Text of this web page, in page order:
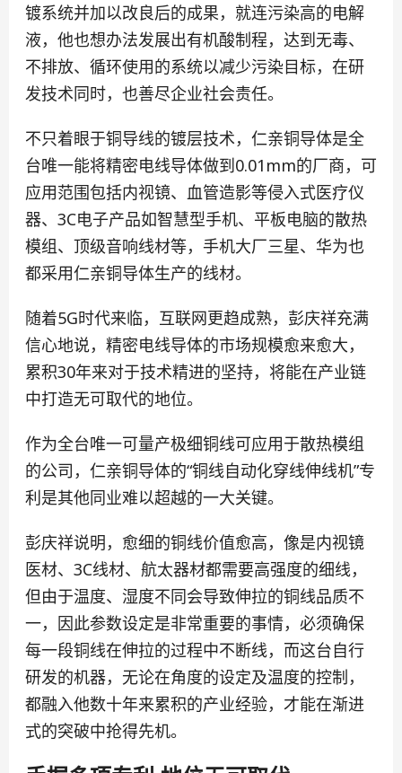
镀系统并加以改良后的成果，就连污染高的电解
液，他也想办法发展出有机酸制程，达到无毒、
不排放、循环使用的系统以减少污染目标，在研
发技术同时，也善尽企业社会责任。
不只着眼于铜导线的镀层技术，仁亲铜导体是全
台唯一能将精密电线导体做到0.01mm的厂商，可
应用范围包括内视镜、血管造影等侵入式医疗仪
器、3C电子产品如智慧型手机、平板电脑的散热
模组、顶级音响线材等，手机大厂三星、华为也
都采用仁亲铜导体生产的线材。
随着5G时代来临，互联网更趋成熟，彭庆祥充满
信心地说，精密电线导体的市场规模愈来愈大，
累积30年来对于技术精进的坚持，将能在产业链
中打造无可取代的地位。
作为全台唯一可量产极细铜线可应用于散热模组
的公司，仁亲铜导体的“铜线自动化穿线伸线机”专
利是其他同业难以超越的一大关键。
彭庆祥说明，愈细的铜线价值愈高，像是内视镜
医材、3C线材、航太器材都需要高强度的细线，
但由于温度、湿度不同会导致伸拉的铜线品质不
一，因此参数设定是非常重要的事情，必须确保
每一段铜线在伸拉的过程中不断线，而这台自行
研发的机器，无论在角度的设定及温度的控制，
都融入他数十年来累积的产业经验，才能在渐进
式的突破中抢得先机。